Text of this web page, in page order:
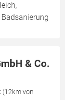
& Co.
(12km von